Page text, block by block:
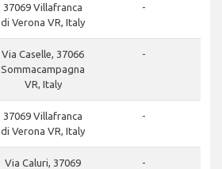
37069 Villafranca
di Verona VR, Italy
-
Via Caselle, 37066
Sommacampagna
VR, Italy
-
37069 Villafranca
di Verona VR, Italy
-
Via Caluri, 37069
-